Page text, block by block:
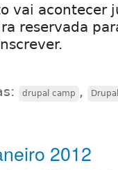
vai acontecer
reservada
drupal camp ,
2012